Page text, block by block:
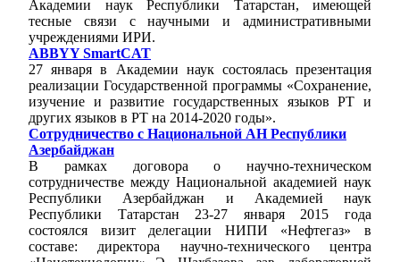
Академии наук Республики Татарстан, имеющей
тесные связи с научными и административными
учреждениями ИРИ.
ABBYY SmartCAT
27 января в Академии наук состоялась презентация
реализации Государственной программы «Сохранение,
изучение и развитие государственных языков РТ и
других языков в РТ на 2014-2020 годы».
Сотрудничество с Национальной АН Республики
Азербайджан
В рамках договора о научно-техническом
сотрудничестве между Национальной академией наук
Республики Азербайджан и Академией наук
Республики Татарстан 23-27 января 2015 года
состоялся визит делегации НИПИ «Нефтегаз» в
составе: директора научно-технического центра